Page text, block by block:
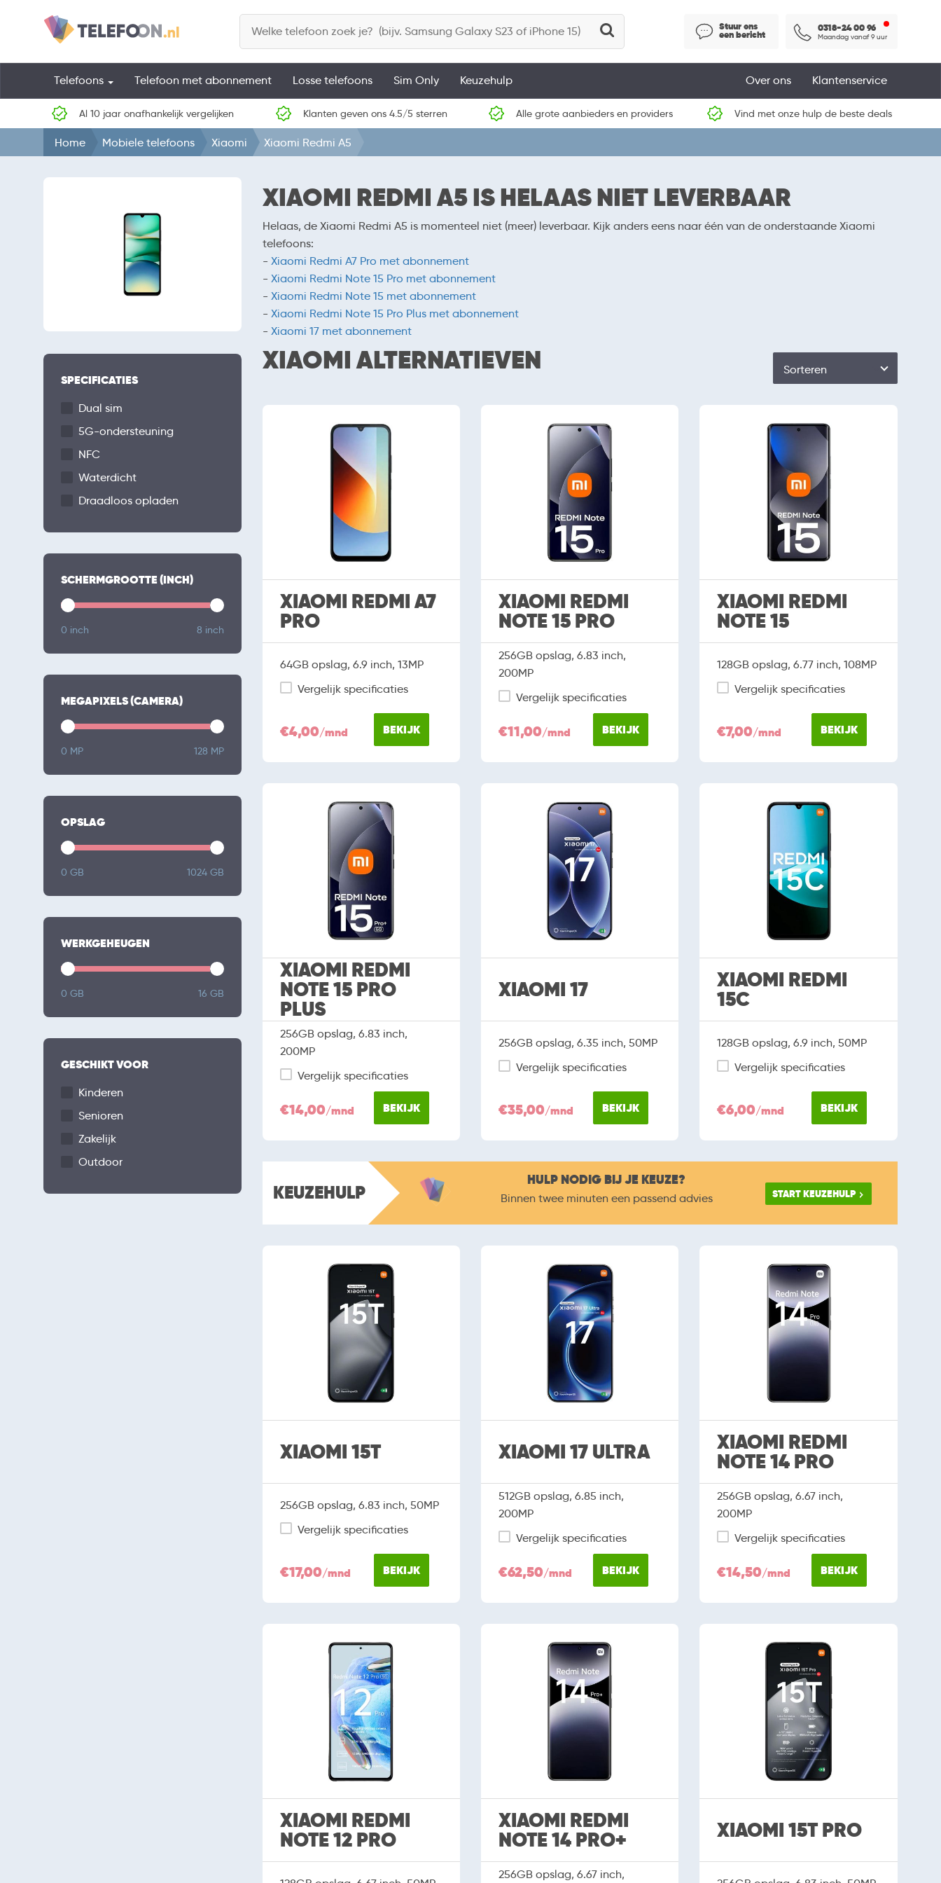
Stuur ons
een bericht
0318-24 00 96
Maandag vanaf 9 uur
Telefoons Telefoon met abonnement Losse telefoons Sim Only Keuzehulp Klantenservice
Over ons
Al 10 jaar onafhankelijk vergelijken Klanten geven ons 4.5/5 sterren Alle grote aanbieders en providers Vind met onze hulp de beste deals
Home Mobiele telefoons Xiaomi Xiaomi Redmi A5
XIAOMI REDMI A5 IS HELAAS NIET LEVERBAAR
Helaas, de Xiaomi Redmi A5 is momenteel niet (meer) leverbaar. Kijk anders eens naar één van de onderstaande Xiaomi
telefoons:
- Xiaomi Redmi A7 Pro met abonnement
- Xiaomi Redmi Note 15 Pro met abonnement
- Xiaomi Redmi Note 15 met abonnement
- Xiaomi Redmi Note 15 Pro Plus met abonnement
- Xiaomi 17 met abonnement
XIAOMI ALTERNATIEVEN Sorteren
SPECIFICATIES
Dual sim
5G-ondersteuning
NFC
Waterdicht
Draadloos opladen
SCHERMGROOTTE (INCH)
0 inch 8 inch
MEGAPIXELS (CAMERA)
0 MP 128 MP
OPSLAG
0 GB 1024 GB
WERKGEHEUGEN
0 GB 16 GB
GESCHIKT VOOR
Kinderen
Senioren
Zakelijk
Outdoor
XIAOMI REDMI A7
PRO
64GB opslag, 6.9 inch, 13MP
Vergelijk specificaties
€4,00/mnd BEKIJK
XIAOMI REDMI
NOTE 15 PRO
256GB opslag, 6.83 inch,
200MP
Vergelijk specificaties
€11,00/mnd BEKIJK
XIAOMI REDMI
NOTE 15
128GB opslag, 6.77 inch, 108MP
Vergelijk specificaties
€7,00/mnd BEKIJK
XIAOMI REDMI
NOTE 15 PRO
PLUS
256GB opslag, 6.83 inch,
200MP
Vergelijk specificaties
€14,00/mnd BEKIJK
XIAOMI 17
256GB opslag, 6.35 inch, 50MP
Vergelijk specificaties
€35,00/mnd BEKIJK
XIAOMI REDMI
15C
128GB opslag, 6.9 inch, 50MP
Vergelijk specificaties
€6,00/mnd BEKIJK
KEUZEHULP
HULP NODIG BIJ JE KEUZE?
Binnen twee minuten een passend advies START KEUZEHULP
XIAOMI 15T
256GB opslag, 6.83 inch, 50MP
Vergelijk specificaties
€17,00/mnd BEKIJK
XIAOMI 17 ULTRA
512GB opslag, 6.85 inch,
200MP
Vergelijk specificaties
€62,50/mnd BEKIJK
XIAOMI REDMI
NOTE 14 PRO
256GB opslag, 6.67 inch,
200MP
Vergelijk specificaties
€14,50/mnd BEKIJK
XIAOMI REDMI
NOTE 12 PRO
XIAOMI REDMI
NOTE 14 PRO+
256GB opslag, 6.67 inch,
XIAOMI 15T PRO